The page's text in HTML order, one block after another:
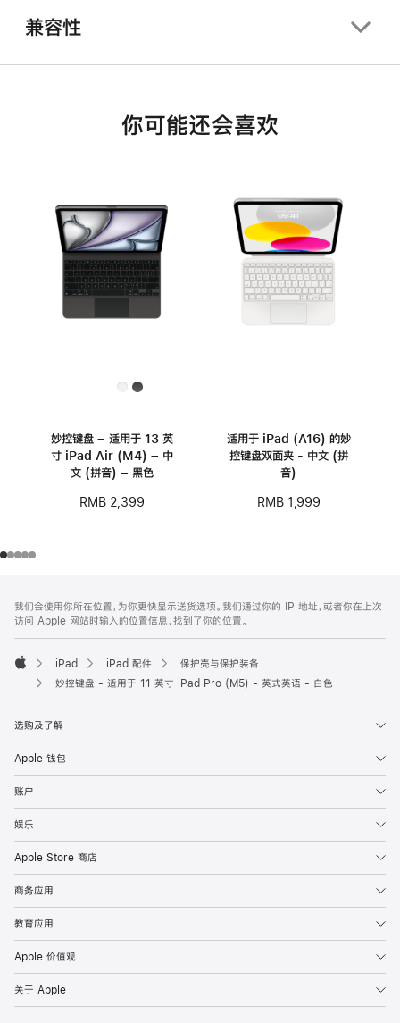
兼容性
你可能还会喜欢
妙控键盘 – 适用于 13 英
寸 iPad Air (M4) – 中
文 (拼音) – 黑色
RMB 2,399
适用于 iPad (A16) 的妙
控键盘双面夹 - 中文 (拼
音)
RMB 1,999
页
页
脚
注
我们会使用你所在位置，为你更快显示送货选项。我们通过你的 IP 地址，或者你在上次
访问 Apple 网站时输入的位置信息，找到了你的位置。
Apple
iPad iPad 配件
保护壳与保护装备
妙控键盘 - 适用于 11 英寸 iPad Pro (M5) - 英式英语 - 白色
选购及了解
Apple 钱包
账户
娱乐
Apple Store 商店
商务应用
教育应用
Apple 价值观
关于 Apple